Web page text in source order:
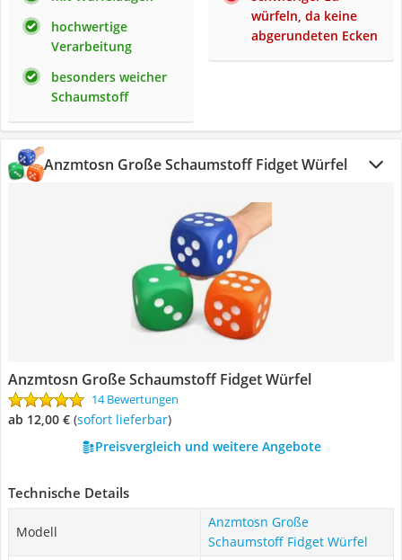
hochwertige
Verarbeitung
besonders weicher
Schaumstoff
würfeln, da keine
abgerundeten Ecken
Anzmtosn Große Schaumstoff Fidget Würfel
Anzmtosn Große Schaumstoff Fidget Würfel
14 Bewertungen
ab 12,00 € ( Sofort lieferbar)
Preisvergleich und weitere Angebote
Technische Details
Modell
Anzmtosn Große
Schaumstoff Fidget Würfel